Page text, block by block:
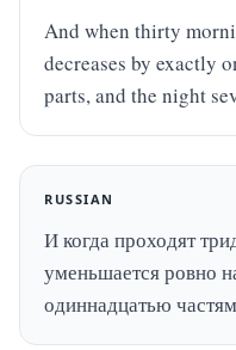
And when thirty
decreases by exactly
parts, and the night
RUSSIAN
И когда проходят
уменьшается ровно
одиннадцатью